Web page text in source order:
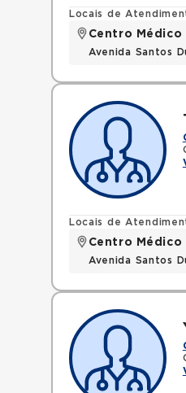
Locais de
Centro
Avenida Santos
Locais de
Centro
Avenida Santos